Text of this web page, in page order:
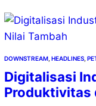
DOWNSTREAM, HEADLINES,
Digitalisasi
Produktivitas